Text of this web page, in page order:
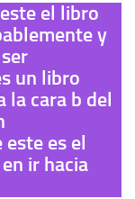
el libro
y
un libro
la cara b del
es el
ir hacia